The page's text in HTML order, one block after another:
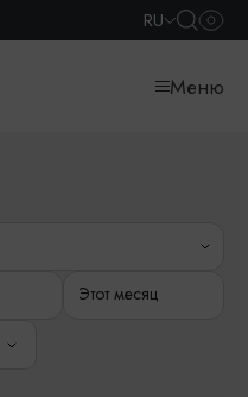
RU
Меню
Этот месяц